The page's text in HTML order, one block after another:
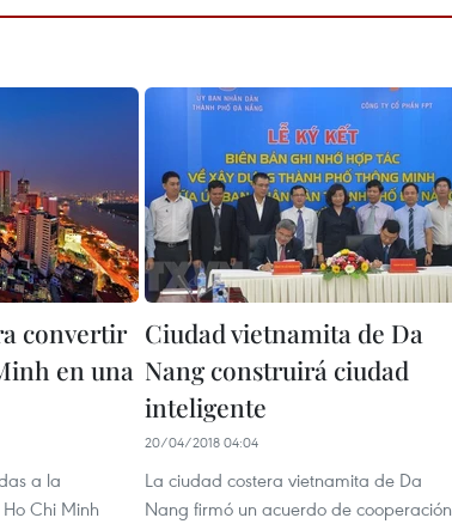
convertir
en una
a la
Chi Minh
Ciudad vietnamita de Da
Nang construirá ciudad
inteligente
20/04/2018 04:04
La ciudad costera vietnamita de Da
Nang firmó un acuerdo de cooperación